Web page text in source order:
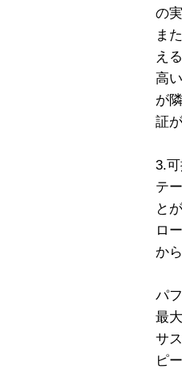
の
ま
え
高
が
証
3.
テ
と
ロ
か
パ
最
サ
ピ